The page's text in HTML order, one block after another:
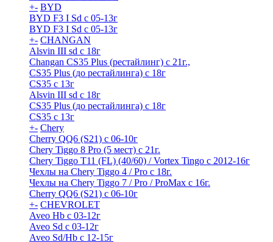
+- BYD
BYD F3 I Sd с 05-13г
BYD F3 I Sd с 05-13г
+- CHANGAN
Alsvin III sd с 18г
Changan CS35 Plus (рестайлинг) с 21г.,
CS35 Plus (до рестайлинга) с 18г
CS35 с 13г
Alsvin III sd с 18г
CS35 Plus (до рестайлинга) с 18г
CS35 с 13г
+- Chery
Cherry QQ6 (S21) с 06-10г
Chery Tiggo 8 Pro (5 мест) с 21г.
Chery Tiggo T11 (FL) (40/60) / Vortex Tingo с 2012-16г
Чехлы на Chery Tiggo 4 / Pro с 18г.
Чехлы на Chery Tiggo 7 / Pro / ProMax с 16г.
Cherry QQ6 (S21) с 06-10г
+- CHEVROLET
Aveo Hb с 03-12г
Aveo Sd с 03-12г
Aveo Sd/Hb с 12-15г